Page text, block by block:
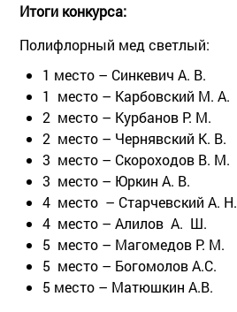
Итоги конкурса:
Полифлорный мед светлый:
1 место – Синкевич А. В.
1 место – Карбовский М. А.
2 место – Курбанов Р. М.
2 место – Чернявский К. В.
3 место – Скороходов В. М.
3 место – Юркин А. В.
4 место – Старчевский А. Н.
4 место – Алилов А. Ш.
5 место – Магомедов Р. М.
5 место – Богомолов А.С.
5 место – Матюшкин А.В.